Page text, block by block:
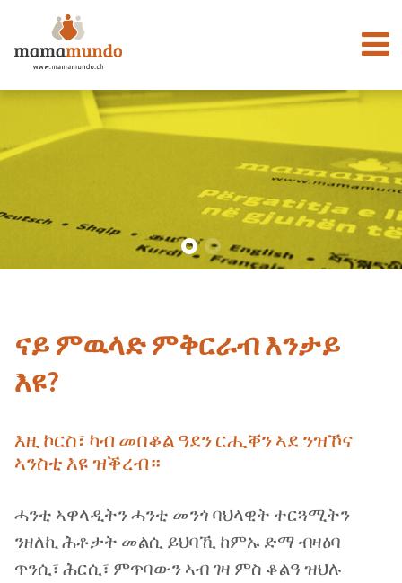
ናይ ምዉላድ ምቅርራብ እንታይ
እዩ?
እዚ ኮርስ፣ ካብ መበቆል ዓደን ርሒቐን ኣደ ንዝኾና
ኣንስቲ እዩ ዝቕረብ።
ሓንቲ ኣዋላዲትን ሓንቲ መንጎ ባህላዊት ተርጓሚትን
ንዘለኪ ሕቶታት መልሲ ይህባኺ ከምኡ ድማ ብዛዕባ
ጥንሲ፣ ሕርሲ፣ ምጥባውን ኣብ ገዛ ምስ ቆልዓ ዝህሉ